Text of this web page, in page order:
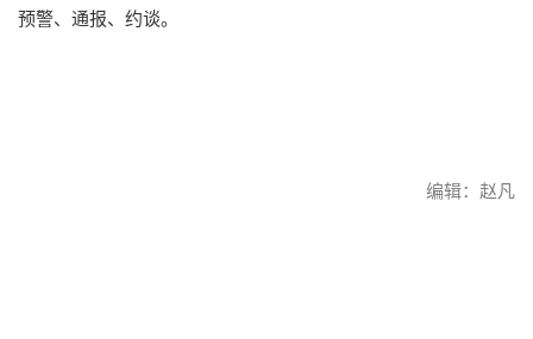
预警、通报、约谈。
编辑：赵凡